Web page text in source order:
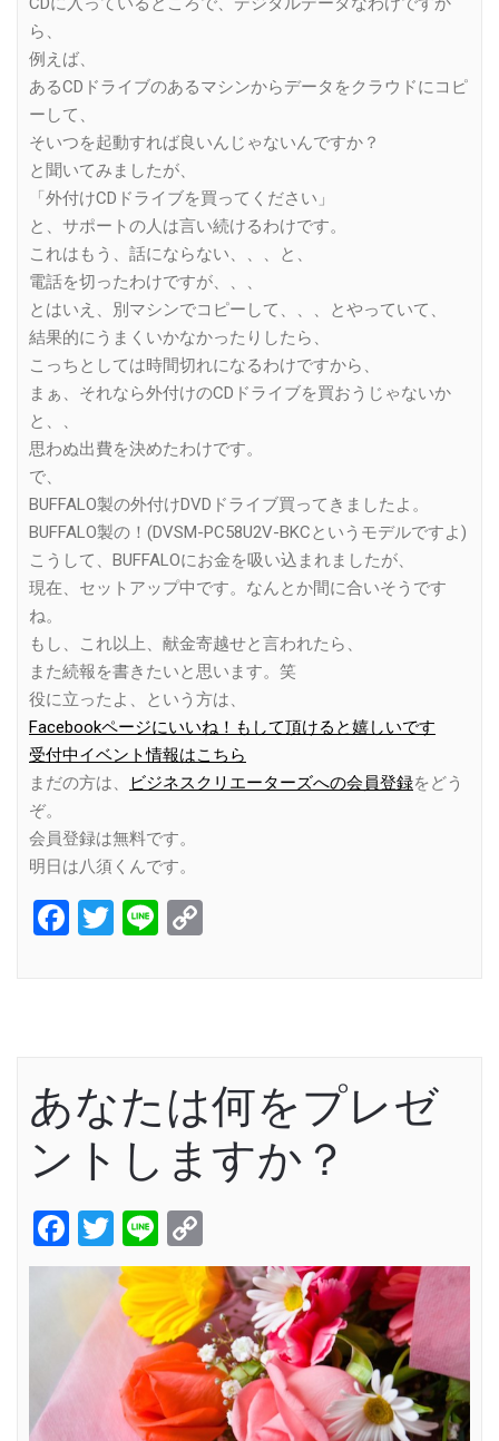
ら、
例えば、
あるCDドライブのあるマシンからデータをクラウドにコピ
ーして、
そいつを起動すれば良いんじゃないんですか？
と聞いてみましたが、
「外付けCDドライブを買ってください」
と、サポートの人は言い続けるわけです。
これはもう、話にならない、、、と、
電話を切ったわけですが、、、
とはいえ、別マシンでコピーして、、、とやっていて、
結果的にうまくいかなかったりしたら、
こっちとしては時間切れになるわけですから、
まぁ、それなら外付けのCDドライブを買おうじゃないか
と、、
思わぬ出費を決めたわけです。
で、
BUFFALO製の外付けDVDドライブ買ってきましたよ。
BUFFALO製の！(DVSM-PC58U2V-BKCというモデルですよ)
こうして、BUFFALOにお金を吸い込まれましたが、
現在、セットアップ中です。なんとか間に合いそうです
ね。
もし、これ以上、献金寄越せと言われたら、
また続報を書きたいと思います。笑
役に立ったよ、という方は、
Facebookページにいいね！もして頂けると嬉しいです
受付中イベント情報はこちら
まだの方は、
ビジネスクリエーターズへの会員登録をどう
ぞ。
会員登録は無料です。
明日は八須くんです。
Facebook
Twitter
Line
あなたは何をプレゼ
ントしますか？
Facebook
Twitter
Line
Link